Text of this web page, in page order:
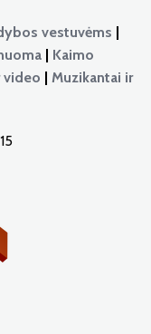
vestuvėms |
| Kaimo
video | Muzikantai ir